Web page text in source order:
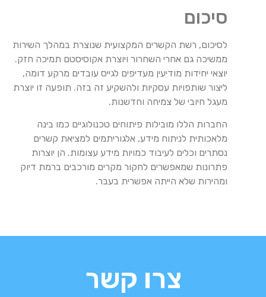
סיכום
לסיכום, רשת הקשרים המקצועית שנוצרת במהלך השירות
ממשיכה גם אחרי השחרור ויוצרת אקוסיסטם תמיכה חזק.
יוצאי יחידות מודיעין מעדיפים לגייס עובדים מרקע דומה,
ליצור שותפויות עסקיות ולהשקיע זה בזה. תופעה זו יוצרת
מעגל חיובי של צמיחה וחדשנות.
החברות הללו מובילות פיתוחים טכנולוגיים כמו בינה
מלאכותית לניתוח מידע, אלגוריתמים למציאת קשרים
נסתרים וכלים לעיבוד כמויות מידע עצומות. הן יוצרות
פתרונות שמאפשרים לחקור מקרים מורכבים ברמת דיוק
ומהירות שלא הייתה אפשרית בעבר.
צרו קשר